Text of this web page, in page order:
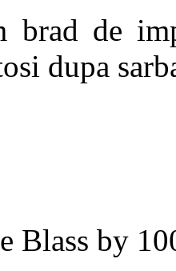
brad de
dupa
Blass by